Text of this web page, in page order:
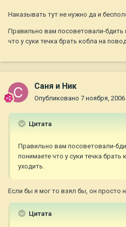
Наказывать тут не нужно да и
Правильно вам посоветовали-бдить
что у суки течка брать кобла на
Саня и Ник
Опубликовано 7 ноября, 2006
Цитата
Правильно вам посоветовали-
понимаете что у суки течка брать
уходить.
Если бы я мог то взял бы, он просто
Цитата